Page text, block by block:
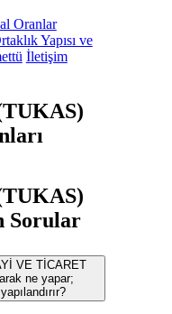
Oranlar
Yapısı ve
İletişim
Sorular
VE TİCARET
ne yapar;